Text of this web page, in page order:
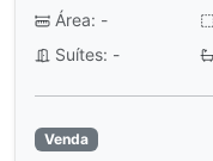
Área: -
Suítes: -
Venda